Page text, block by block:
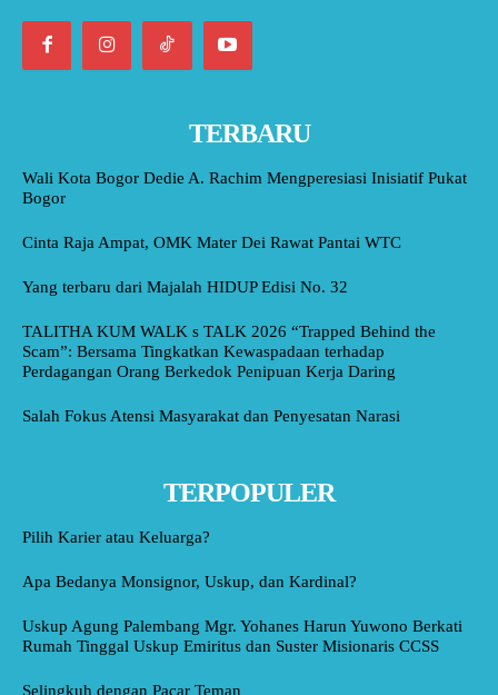
TERBARU
Wali Kota Bogor Dedie A. Rachim Mengperesiasi Inisiatif Pukat
Bogor
Cinta Raja Ampat, OMK Mater Dei Rawat Pantai WTC
Yang terbaru dari Majalah HIDUP Edisi No. 32
TALITHA KUM WALK s TALK 2026 “Trapped Behind the
Scam”: Bersama Tingkatkan Kewaspadaan terhadap
Perdagangan Orang Berkedok Penipuan Kerja Daring
Salah Fokus Atensi Masyarakat dan Penyesatan Narasi
TERPOPULER
Pilih Karier atau Keluarga?
Apa Bedanya Monsignor, Uskup, dan Kardinal?
Uskup Agung Palembang Mgr. Yohanes Harun Yuwono Berkati
Rumah Tinggal Uskup Emiritus dan Suster Misionaris CCSS
Selingkuh dengan Pacar Teman